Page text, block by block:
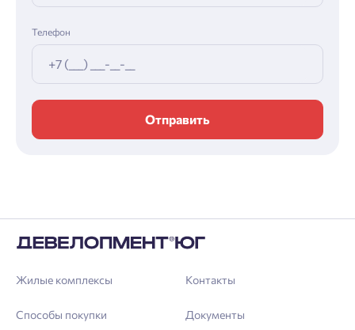
Телефон
Отправить
Жилые комплексы
Способы покупки
Контакты
Документы